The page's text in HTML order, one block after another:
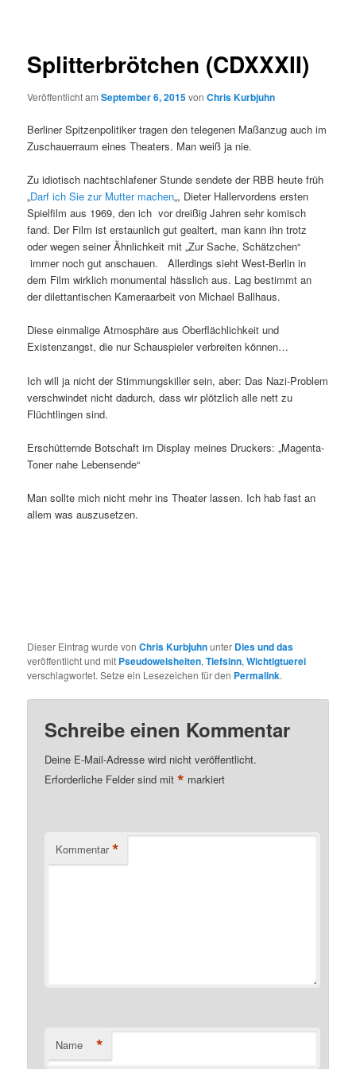
Splitterbrötchen (CDXXXII)
Veröffentlicht amSeptember 6, 2015vonChris Kurbjuhn
Berliner Spitzenpolitiker tragen den telegenen Maßanzug auch im
Zuschauerraum eines Theaters. Man weiß ja nie.
Zu idiotisch nachtschlafener Stunde sendete der RBB heute früh
„Darf ich Sie zur Mutter machen„, Dieter Hallervordens ersten
Spielfilm aus 1969, den ich vor dreißig Jahren sehr komisch
fand. Der Film ist erstaunlich gut gealtert, man kann ihn trotz
oder wegen seiner Ähnlichkeit mit „Zur Sache, Schätzchen“
immer noch gut anschauen. Allerdings sieht West-Berlin in
dem Film wirklich monumental hässlich aus. Lag bestimmt an
der dilettantischen Kameraarbeit von Michael Ballhaus.
Diese einmalige Atmosphäre aus Oberflächlichkeit und
Existenzangst, die nur Schauspieler verbreiten können…
Ich will ja nicht der Stimmungskiller sein, aber: Das Nazi-Problem
verschwindet nicht dadurch, dass wir plötzlich alle nett zu
Flüchtlingen sind.
Erschütternde Botschaft im Display meines Druckers: „Magenta-
Toner nahe Lebensende“
Man sollte mich nicht mehr ins Theater lassen. Ich hab fast an
allem was auszusetzen.
Dieser Eintrag wurde vonChris Kurbjuhnunter Dies und das
veröffentlicht und mit Pseudoweisheiten,Tiefsinn,Wichtigtuerei
verschlagwortet. Setze ein Lesezeichen für den Permalink.
Schreibe einen Kommentar
Deine E-Mail-Adresse wird nicht veröffentlicht.
Erforderliche Felder sind mit* markiert
Kommentar *
Name *